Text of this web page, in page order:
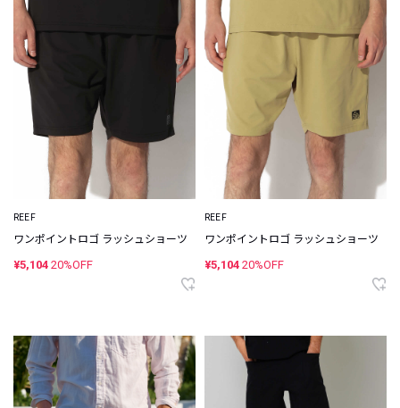
REEF
ワンポイントロゴ ラッシュショーツ
¥5,104 20%OFF
REEF
ワンポイントロゴ ラッシュショーツ
¥5,104 20%OFF